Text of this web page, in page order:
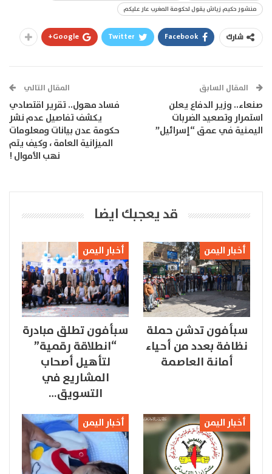
منشور حكيم زياش يقول لحكومة المغرب عار عليكم
شارك Facebook
Twitter
Google+
المقال السابق
صنعاء.. وزير الدفاع يعلن
استمرار وتصعيد الضربات
اليمنية في عمق “إسرائيل”
المقال التالي
فساد مهول.. تقرير اقتصادي
يكشف تفاصيل عدم نشر
حكومة عدن بيانات ومعلومات
الميزانية العامة ، وكيف يتم
نهب الأموال !
قد يعجبك ايضا
أخبار اليمن
سبأفون تدشن حملة
نظافة بعدد من أحياء
أمانة العاصمة
أخبار اليمن
سبأفون تطلق مبادرة
“انطلاقة رقمية”
لتأهيل أصحاب
المشاريع في
التسويق…
أخبار اليمن أخبار اليمن